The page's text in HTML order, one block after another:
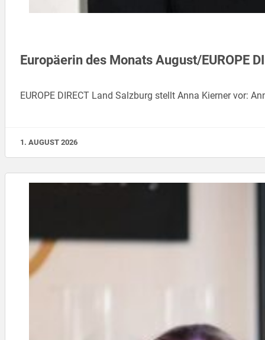
Europäerin des Monats August/EUROPE
EUROPE DIRECT Land Salzburg stellt Anna Kierner vor:
1. AUGUST 2026